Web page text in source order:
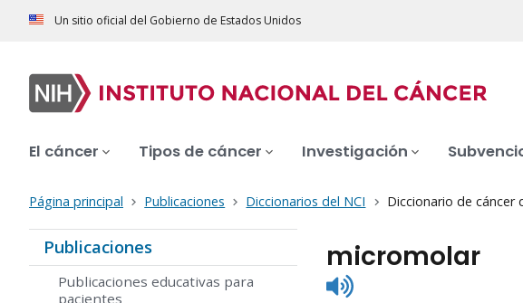
Un sitio oficial del Gobierno de Estados Unidos
El cáncer Tipos de cáncer Investigación
Página principal Publicaciones Diccionarios del NCI Diccionario de cáncer
Publicaciones
Publicaciones educativas para
pacientes
micromolar
Listen
to